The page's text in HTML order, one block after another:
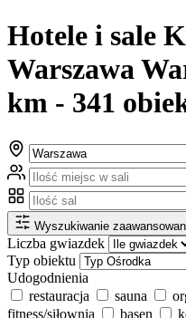
Hotele i sale
Warszawa
km - 341
Wyszukiwanie
Liczba gwiazdek
Typ obiektu
Udogodnienia
restauracja
sauna
fitness/siłownia
basen